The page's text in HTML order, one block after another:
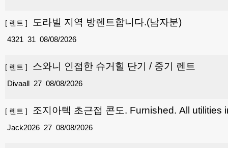
[ 렌트 ] 도라빌 지역 방렌트합니다.(남자분)
31
4321 08/08/2026
[ 렌트 ] 스와니 인접한 슈거힐 단기 / 중기 렌트
27
Divaall 08/08/2026
[ 렌트 ] 조지아텍 초근접 콘도. Furnished. All utilities
27
Jack2026 08/08/2026